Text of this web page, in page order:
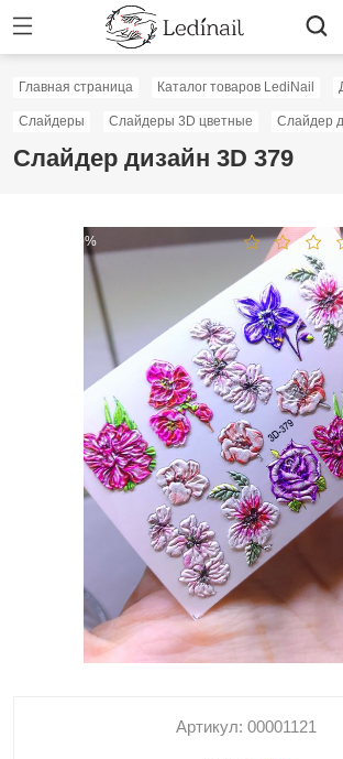
Главная страница Каталог товаров LediNail
Слайдеры Слайдеры 3D цветные Слайдер
Слайдер дизайн 3D 379
Скидка: 50%
Артикул: 00001121